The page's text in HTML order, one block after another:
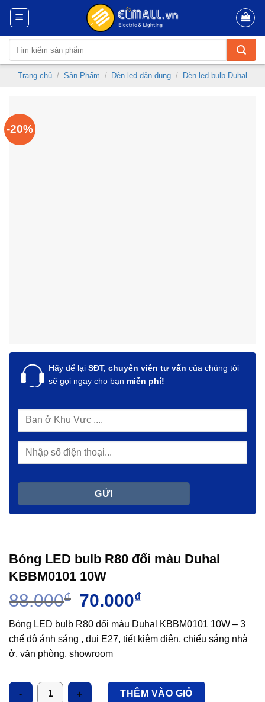
Skip
content
kiếm:
Trang chủ / Sản Phẩm / Đèn led dân dụng / Đèn led bulb Duhal
-20%
Hãy để lại SĐT, chuyên viên tư vấn của chúng tôi
sẽ gọi ngay cho bạn miễn phí!
Bóng LED bulb R80 đổi màu Duhal
KBBM0101 10W
88.000₫ Giá
là:
88.000₫.
70.000₫
tại
là:
Bóng LED bulb R80 đổi màu Duhal KBBM0101 10W – 3
chế độ ánh sáng , đui E27, tiết kiệm điện, chiếu sáng nhà
ở, văn phòng, showroom
Số lượng
THÊM VÀO GIỎ